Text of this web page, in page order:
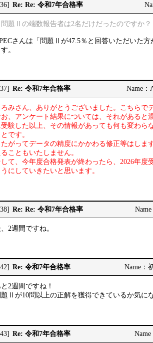
Re: Re: 令和7年合格率
問題Ⅱの端数報告者は2名だけだったのですか？
さんは「問題Ⅱが47.5％と回答いただいた
。
Re: 令和7年合格率 Name：
ろみさん、ありがとうございました。こちらで
お、アンケート結果については、それがある
受験した以上、その情報があっても何も変わ
です。
たがってデータの精度にかかわる修正等はし
ることもいたしません。
して、今年度合格発表が終わったら、2026年
うにしていきたいと思います。
Re: Re: 令和7年合格率
2週間ですね。
Re: 令和7年合格率 Name：
2週間ですね！
題Ⅱが10問以上の正解を獲得できているか気に
Re: 令和7年合格率